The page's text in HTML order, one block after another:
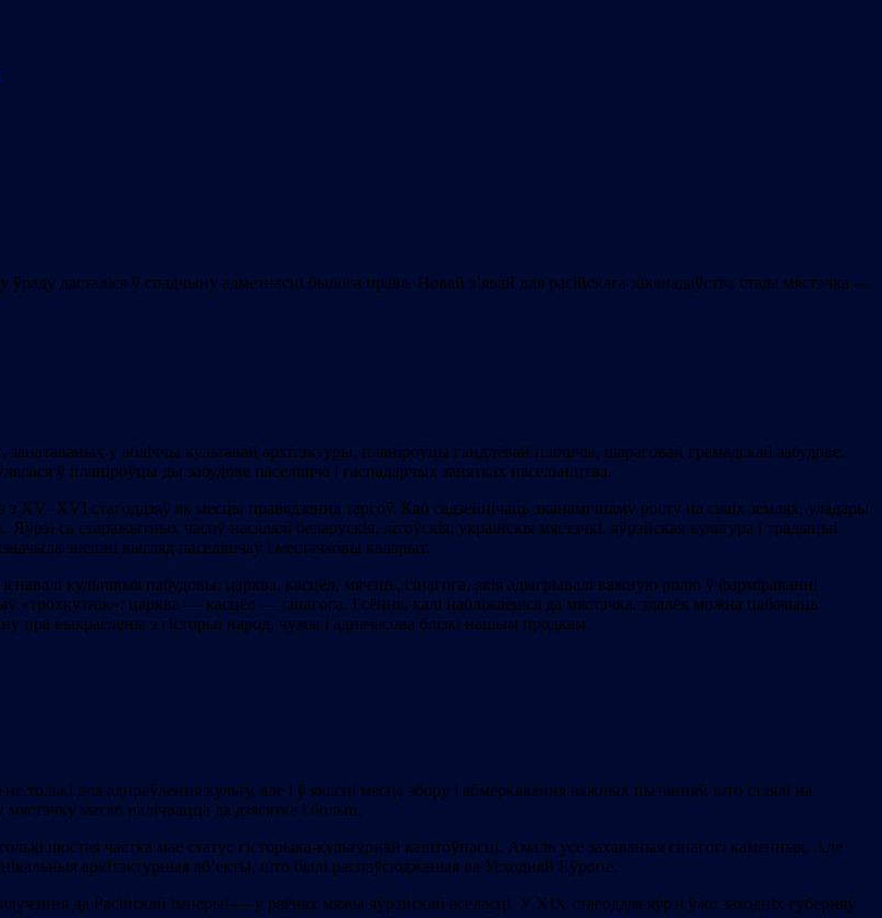
дасталіся ў спадчыну адметнасці былога права. Новай з’явай для расійскага заканадаўства стала мястэчка —
занатаваных у абліччы культавай архітэктуры, планіроўцы гандлёвай плошчы, шараговай грамадскай забудове.
ў планіроўцы ды забудове паселішча і гаспадарчых занятках насельніцтва.
стагоддзяў як месцы правядзення таргоў. Каб садзейнічаць эканамічнаму росту на сваіх землях, уладары
са старажытных часоў насялялі беларускія, літоўскія, украінскія мястэчкі, яўрэйская культура і традыцыі
знешні выгляд паселішчаў і местачковы каларыт.
існавалі культавыя пабудовы: царква, касцёл, мячэць, сінагога, якія адыгрывалі важную ролю ў фарміраванні
царква — касцёл — сінагога. І сёння, калі набліжаешся да мястэчка, здалёк можна пабачыць
пра выкраслены з гісторыі народ, чужы і адначасова блізкі нашым продкам.
для адпраўлення культу, але і ў якасці месца збору і абмеркавання важных пытанняў, што стаялі на
мястэчку магло налічвацца да дзясятка і больш.
шостая частка мае статус гісторыка-культурнай каштоўнасці. Амаль усе захаваныя сінагогі каменныя. Але
архітэктурныя аб’екты, што былі распаўсюджаныя ва Усходняй Еўропе.
да Расійскай імперыі — у раёнах мяжы яўрэйскай аселасці. У XIX стагоддзя яўрэі ўжо заходніх губерняў